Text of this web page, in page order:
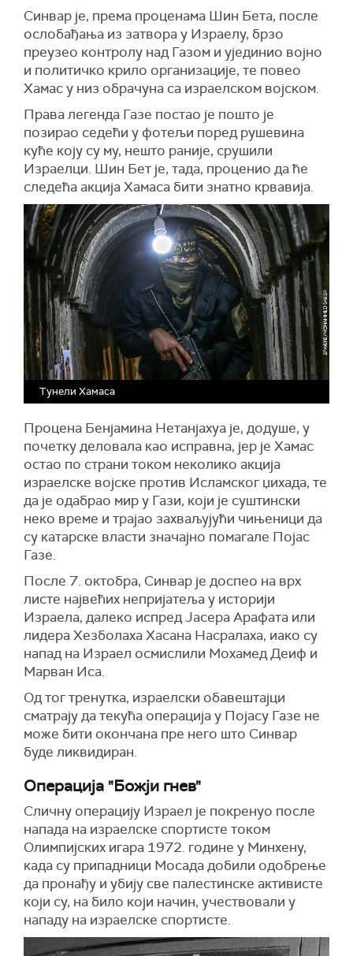
Синвар је, према проценама Шин Бета, после
ослобађања из затвора у Израелу, брзо
преузео контролу над Газом и ујединио војно
и политичко крило организације, те повео
Хамас у низ обрачуна са израелском војском.
Права легенда Газе постао је пошто је
позирао седећи у фотељи поред рушевина
куће коју су му, нешто раније, срушили
Израелци. Шин Бет је, тада, проценио да ће
следећа акција Хамаса бити знатно крвавија.
Тунели Хамаса
Процена Бенјамина Нетанјахуа је, додуше, у
почетку деловала као исправна, јер је Хамас
остао по страни током неколико акција
израелске војске против Исламског џихада, те
да је одабрао мир у Гази, који је суштински
неко време и трајао захваљујући чињеници да
су катарске власти значајно помагале Појас
Газе.
После 7. октобра, Синвар је доспео на врх
листе највећих непријатеља у историји
Израела, далеко испред Јасера Арафата или
лидера Хезболаха Хасана Насралаха, иако су
напад на Израел осмислили Мохамед Деиф и
Марван Иса.
Од тог тренутка, израелски обавештајци
сматрају да текућа операција у Појасу Газе не
може бити окончана пре него што Синвар
буде ликвидиран.
Операција "Божји гнев"
Сличну операцију Израел је покренуо после
напада на израелске спортисте током
Олимпијских игара 1972. године у Минхену,
када су припадници Мосада добили одобрење
да пронађу и убију све палестинске активисте
који су, на било који начин, учествовали у
нападу на израелске спортисте.